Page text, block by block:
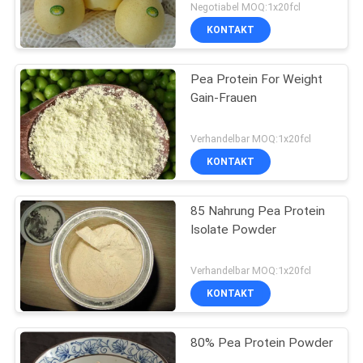
Negotiabel MOQ:1x20fcl
KONTAKT
Pea Protein For Weight
Gain-Frauen
Verhandelbar MOQ:1x20fcl
KONTAKT
85 Nahrung Pea Protein
Isolate Powder
Verhandelbar MOQ:1x20fcl
KONTAKT
80% Pea Protein Powder